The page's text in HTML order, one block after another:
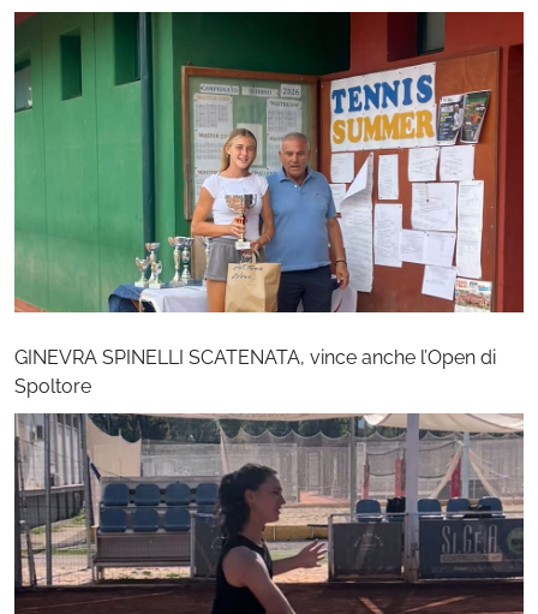
GINEVRA SPINELLI SCATENATA, vince anche l’Open di
Spoltore